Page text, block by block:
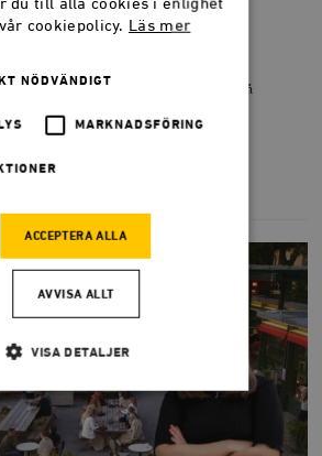
och statlig
tydligt varför svenska ostron är så
cookiepolicy. Läs mer
NÖDVÄNDIGT
MARKNADSFÖRING
ACCEPTERA ALLA
AVVISA ALLT
VISA DETALJER
nödvändigt Analys